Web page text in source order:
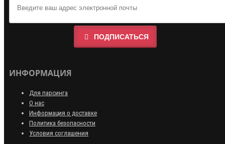
ПОДПИСАТЬСЯ
ИНФОРМАЦИЯ
Для парсинга
О нас
Информация о доставке
Политика безопасности
Условия соглашения